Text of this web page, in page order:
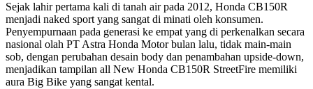
Sejak lahir pertama kali di tanah air pada 2012, Honda CB150R
menjadi naked sport yang sangat di minati oleh konsumen.
Penyempurnaan pada generasi ke empat yang di perkenalkan secara
nasional olah PT Astra Honda Motor bulan lalu, tidak main-main
sob, dengan perubahan desain body dan penambahan upside-down,
menjadikan tampilan all New Honda CB150R StreetFire memiliki
aura Big Bike yang sangat kental.